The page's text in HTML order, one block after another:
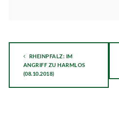
RHEINPFALZ: IM
ANGRIFF ZU HARMLOS
(08.10.2018)